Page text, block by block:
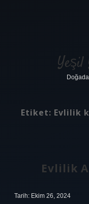
Yeşil
Etiket: Evlilik
Evlilik
Tarih: Ekim 26, 2024